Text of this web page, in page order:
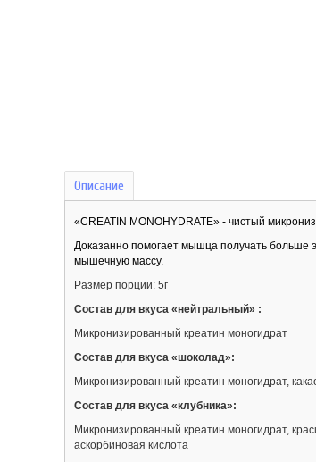
Описание
«CREATIN MONOHYDRATE» - чистый
Доказанно помогает мышца получать больше
мышечную массу.
Размер порции: 5г
Состав для вкуса «нейтральный» :
Микронизированный креатин моногидрат
Состав для вкуса «шоколад»:
Микронизированный креатин моногидрат,
Состав для вкуса «клубника»:
Микронизированный креатин моногидрат,
аскорбиновая кислота